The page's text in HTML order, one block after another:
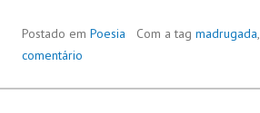
Postado em Poesia Com a tag madrugada,
comentário